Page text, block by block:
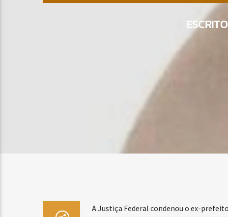
A Justiça Federal condenou o ex-